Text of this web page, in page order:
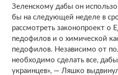
Зеленскому дабы он
бы на следующей неделе в
рассмотреть законопроект о
педофилов и о химической
педофилов. Независимо от
необходимо сделать все,
украинцев», — Ляшко